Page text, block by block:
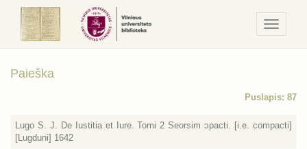
/
Meniu
Paieška
Puslapis: 87
Lugo S. J. De Iustitia et Iure. Tomi 2 Seorsim ɔpacti. [i.e. compacti]
[Lugduni] 1642